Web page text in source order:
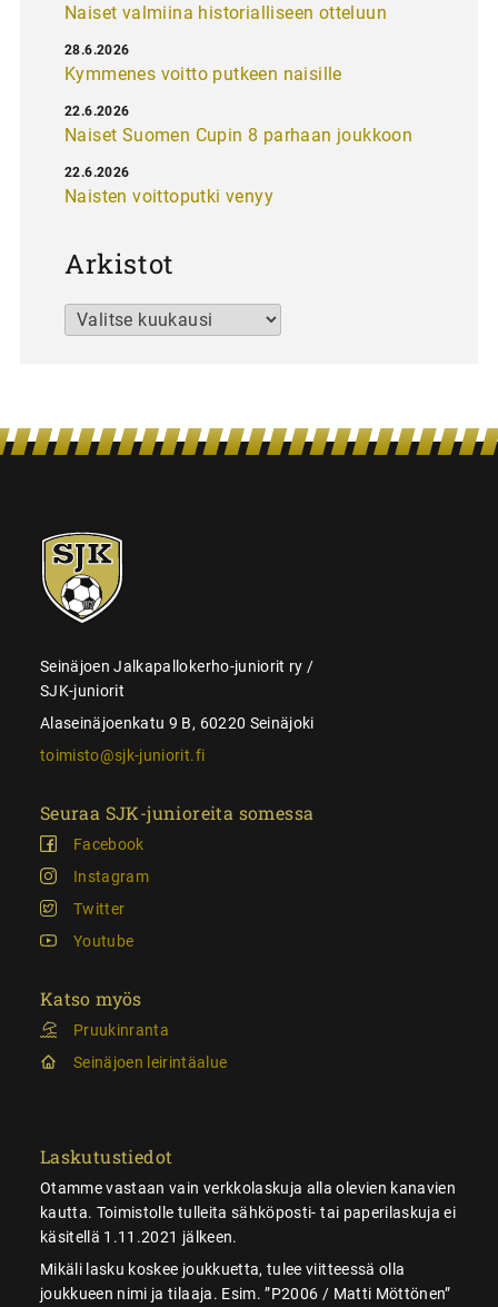
Naiset valmiina historialliseen otteluun
Kymmenes voitto putkeen naisille
28.6.2026
Naiset Suomen Cupin 8 parhaan joukkoon
22.6.2026
Naisten voittoputki venyy
22.6.2026
Arkistot
Arkistot
SJK-
juniorit
Seinäjoen Jalkapallokerho-juniorit ry /
SJK-juniorit
Alaseinäjoenkatu 9 B, 60220 Seinäjoki
toimisto@sjk-juniorit.fi
Seuraa SJK-junioreita somessa
Facebook
Instagram
Twitter
Youtube
Katso myös
Pruukinranta
Seinäjoen leirintäalue
Laskutustiedot
Otamme vastaan vain verkkolaskuja alla olevien kanavien
kautta. Toimistolle tulleita sähköposti- tai paperilaskuja ei
käsitellä 1.11.2021 jälkeen.
Mikäli lasku koskee joukkuetta, tulee viitteessä olla
joukkueen nimi ja tilaaja. Esim. ”P2006 / Matti Möttönen”